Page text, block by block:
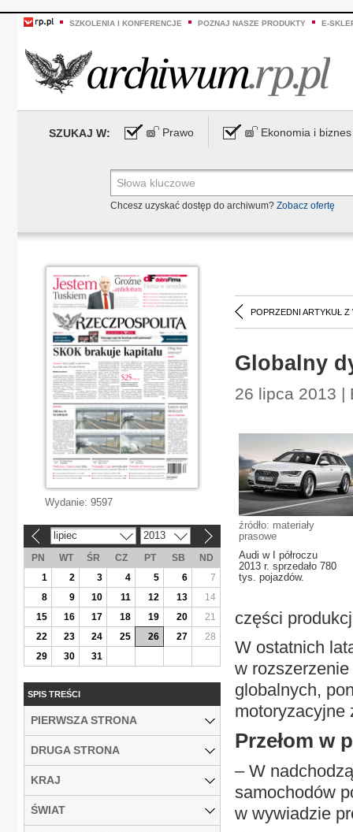
SZKOLENIA I KONFERENCJE POZNAJ NASZE PRODUKTY E-
SZUKAJ W: Prawo Ekonomia i biznes
Chcesz uzyskać dostęp do archiwum? Zobacz ofertę
POPRZEDNI ARTYKUŁ Z
Globalny
26 lipca 2013 |
źródło: materiały
prasowe
Audi w I półroczu
2013 r. sprzedało 780
tys. pojazdów.
części
W ostatnich
w
globalnych,
motoryzacyjne
Przełom w
– W
samochodów
w wywiadzie
Wydanie: 9597
lipiec 2013
PN WT ŚR CZ PT SB
ND
1
2 3 4 5 6
7
8
9 10 11 12 13
14
15
16 17 18 19 20
21
22
23 24 25 26 27
28
29
30 31
SPIS TREŚCI
PIERWSZA STRONA
DRUGA STRONA
KRAJ
ŚWIAT